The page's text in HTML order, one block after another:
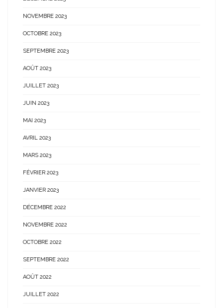
NOVEMBRE 2023
OCTOBRE 2023
SEPTEMBRE 2023
AOÛT 2023
JUILLET 2023
JUIN 2023
MAI 2023
AVRIL 2023
MARS 2023
FÉVRIER 2023
JANVIER 2023
DÉCEMBRE 2022
NOVEMBRE 2022
OCTOBRE 2022
SEPTEMBRE 2022
AOÛT 2022
JUILLET 2022